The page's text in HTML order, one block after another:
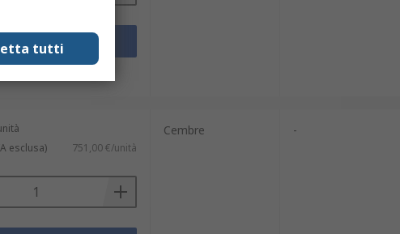
Aggiungi
tecniche
esclusa) 751,00 €/unità
Cembre -
tutti